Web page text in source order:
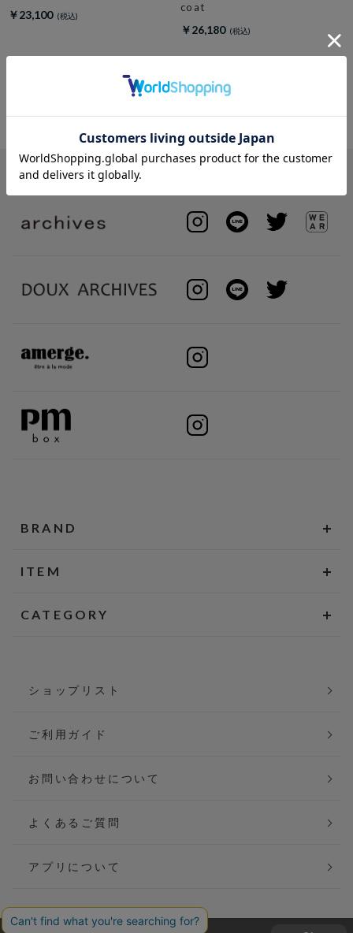
￥23,100
coat
￥26,180
BRAND
ITEM
CATEGORY
ショップリスト
ご利用ガイド
お問い合わせについて
よくあるご質問
アプリについて